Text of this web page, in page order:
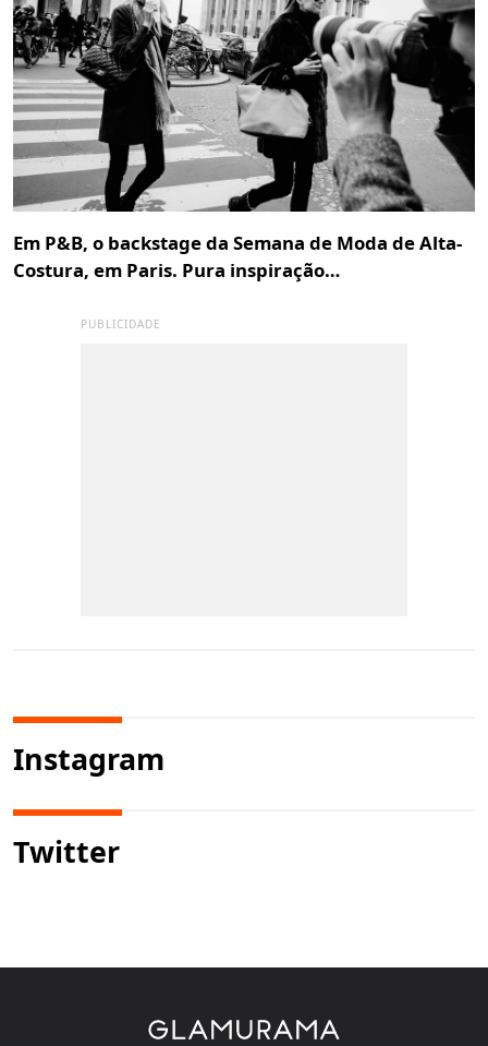
Em P&B, o backstage da Semana de Moda de Alta-
Costura, em Paris. Pura inspiração…
PUBLICIDADE
Instagram
Twitter